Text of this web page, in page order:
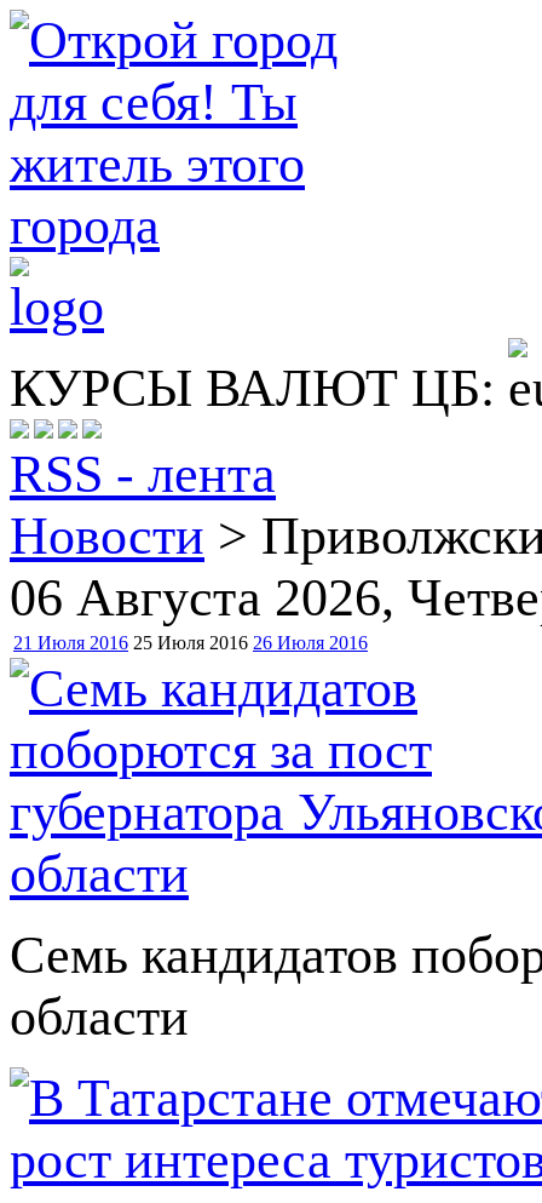
КУРСЫ ВАЛЮТ ЦБ:
RSS - лента
Новости >
06 Августа 2026,
21 Июля 2016 25 Июля 2016 26 Июля 2016
Семь кандидатов
области